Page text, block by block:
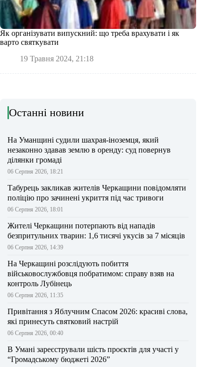
Як організувати випускний: що треба врахувати і як
варто святкувати
19 Травня 2024, 21:18
Останні новини
На Уманщині судили шахрая-іноземця, який
незаконно здавав землю в оренду: суд повернув
ділянки громаді
06 Серпня 2026, 18:21
Табурець закликав жителів Черкащини повідомляти
поліцію про зачинені укриття під час тривоги
06 Серпня 2026, 18:01
Жителі Черкащини потерпають від нападів
безпритульних тварин: 1,6 тисячі укусів за 7 місяців
06 Серпня 2026, 14:39
На Черкащині розслідують побиття
військовослужбовця побратимом: справу взяв на
контроль Лубінець
06 Серпня 2026, 11:35
Привітання з Яблучним Спасом 2026: красиві слова,
які принесуть святковий настрій
06 Серпня 2026, 00:40
В Умані зареєстрували шість проєктів для участі у
“Громадському бюджеті 2026”